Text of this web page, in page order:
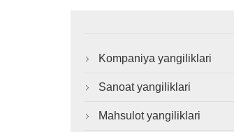
 Kompaniya yangiliklari
 Sanoat yangiliklari
 Mahsulot yangiliklari